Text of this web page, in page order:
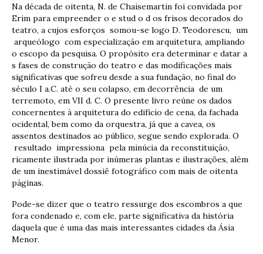
Na década de oitenta, N. de Chaisemartin foi convidada por
Erim para empreender o e stud o d os frisos decorados do
teatro, a cujos esforços somou-se logo D. Teodorescu, um
arqueólogo com especialização em arquitetura, ampliando
o escopo da pesquisa. O propósito era determinar e datar a
s fases de construção do teatro e das modificações mais
significativas que sofreu desde a sua fundação, no final do
século I a.C. até o seu colapso, em decorrência de um
terremoto, em VII d. C. O presente livro reúne os dados
concernentes à arquitetura do edifício de cena, da fachada
ocidental, bem como da orquestra, já que a cavea, os
assentos destinados ao público, segue sendo explorada. O
resultado impressiona pela minúcia da reconstituição,
ricamente ilustrada por inúmeras plantas e ilustrações, além
de um inestimável dossiê fotográfico com mais de oitenta
páginas.
Pode-se dizer que o teatro ressurge dos escombros a que
fora condenado e, com ele, parte significativa da história
daquela que é uma das mais interessantes cidades da Ásia
Menor.